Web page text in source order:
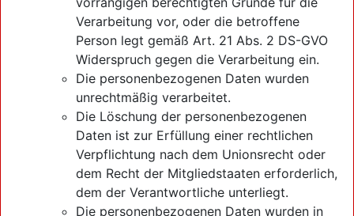
Verarbeitung vor, oder die betroffene
Person legt gemäß Art. 21 Abs. 2 DS-GVO
Widerspruch gegen die Verarbeitung ein.
Die personenbezogenen Daten wurden
unrechtmäßig verarbeitet.
Die Löschung der personenbezogenen
Daten ist zur Erfüllung einer rechtlichen
Verpflichtung nach dem Unionsrecht oder
dem Recht der Mitgliedstaaten erforderlich,
dem der Verantwortliche unterliegt.
Die personenbezogenen Daten wurden in